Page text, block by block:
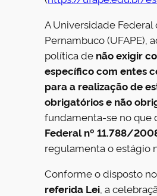
A Universidade
Pernambuco (UFAPE),
política de não exigir
específico com entes
para a realização de
obrigatórios e não
fundamenta-se no que
Federal nº 11.788/
regulamenta o estágio
Conforme o disposto no
referida Lei , a